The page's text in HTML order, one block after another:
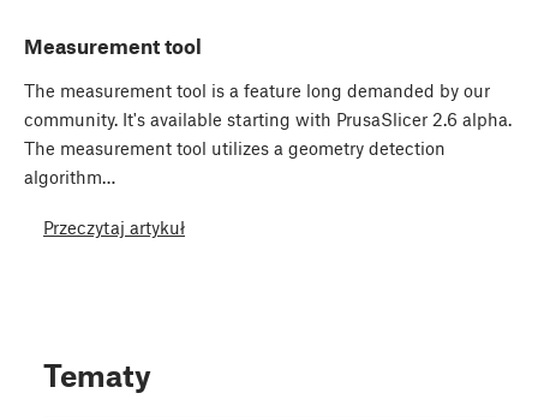
Measurement tool
The measurement tool is a feature long demanded by our
community. It's available starting with PrusaSlicer 2.6 alpha.
The measurement tool utilizes a geometry detection
algorithm…
Przeczytaj artykuł
Tematy